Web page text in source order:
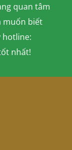
quan tâm
muốn biết
hotline:
nhất!